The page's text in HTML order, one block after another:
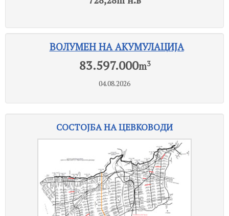
ВОЛУМЕН НА АКУМУЛАЦИЈА
83.597.000m3
04.08.2026
СОСТОЈБА НА ЦЕВКОВОДИ